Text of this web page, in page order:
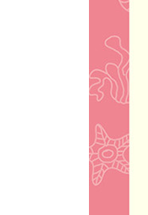
03 오키
04 자연
05 쇼핑
06 놓치지
STEP 06
01 허니무
02 싱글 여